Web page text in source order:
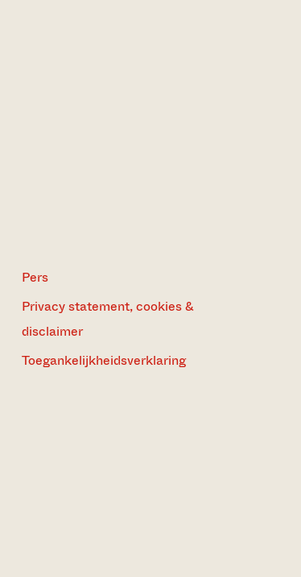
Pers
Privacy statement, cookies &
disclaimer
Toegankelijkheidsverklaring